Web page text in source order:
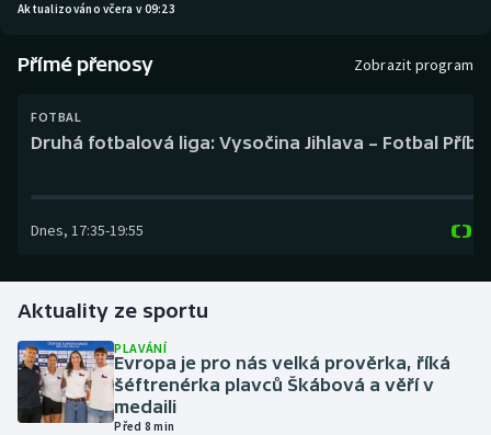
Curling
Florbal
Golf
Gymnastika
Aktualizováno včera v 09:23
Přímé přenosy Zobrazit program
FOTBAL
Druhá fotbalová liga: Vysočina Jihlava – Fotbal
Dnes, 17:35-19:55
Aktuality ze sportu
PLAVÁNÍ
Evropa je pro nás velká prověrka, říká
šéftrenérka plavců Škábová a věří v
medaili
Před 8 min